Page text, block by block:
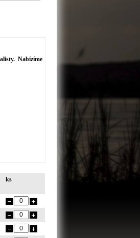
Nabízíme
ks